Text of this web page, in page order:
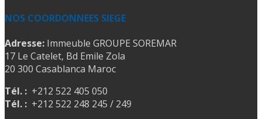
NOS COORDONNEES SIEGE
Adresse: Immeuble GROUPE SOREMAR
17 Le Catelet, Bd Emile Zola
20 300 Casablanca Maroc
Tél. : +212 522 405 050
Tél. : +212 522 248 245 / 249